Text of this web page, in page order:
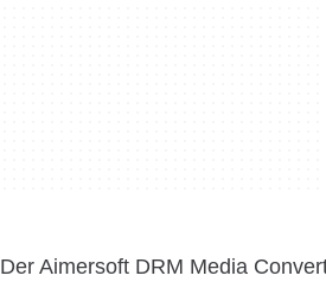
Der Aimersoft DRM Media